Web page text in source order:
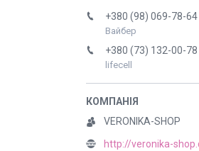
+380 (98) 069-78-64
Вайбер
+380 (73) 132-00-78
lifecell
VERONIKA-SHOP
http://veronika-